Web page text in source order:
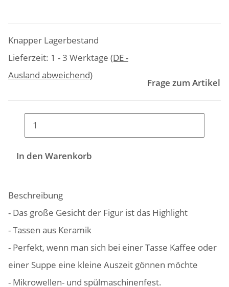
Knapper Lagerbestand
Lieferzeit: 1 - 3 Werktage (DE -
Ausland abweichend)
Frage zum Artikel
In den Warenkorb
Beschreibung
- Das große Gesicht der Figur ist das Highlight
- Tassen aus Keramik
- Perfekt, wenn man sich bei einer Tasse Kaffee oder
einer Suppe eine kleine Auszeit gönnen möchte
- Mikrowellen- und spülmaschinenfest.